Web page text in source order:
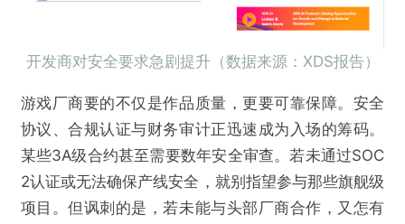
开发商对安全要求急剧提升（数据来源：XDS报告）
游戏厂商要的不仅是作品质量，更要可靠保障。安全
协议、合规认证与财务审计正迅速成为入场的筹码。
某些3A级合约甚至需要数年安全审查。若未通过SOC
2认证或无法确保产线安全，就别指望参与那些旗舰级
项目。但讽刺的是，若未能与头部厂商合作，又怎有